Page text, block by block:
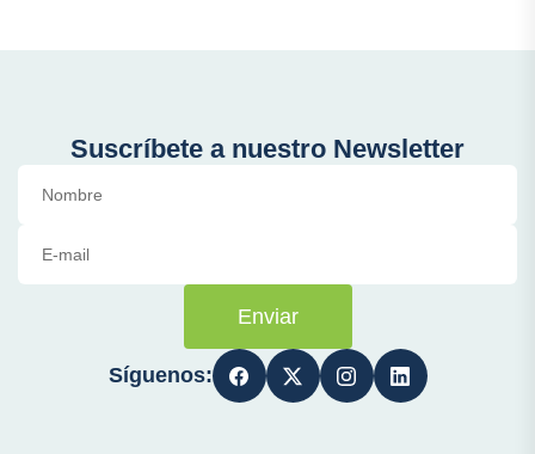
Suscríbete a nuestro Newsletter
Enviar
Síguenos: